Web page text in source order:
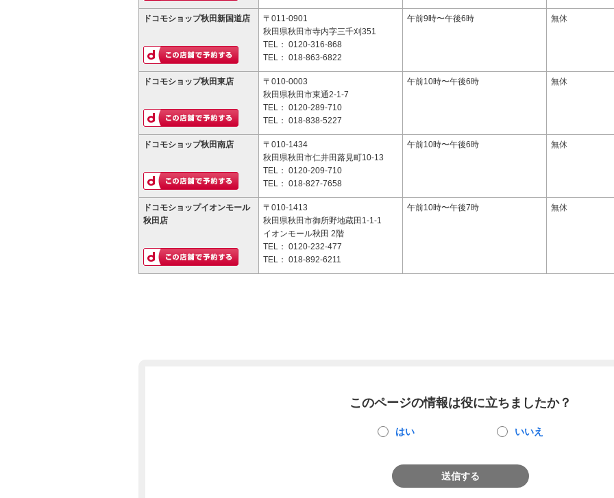
ドコモショップ秋田新国道店
〒011-0901
秋田県秋田市寺内字三千刈351
TEL： 0120-316-868
TEL： 018-863-6822
午前9時〜午後6時 無休
ドコモショップ秋田東店
〒010-0003
秋田県秋田市東通2-1-7
TEL： 0120-289-710
TEL： 018-838-5227
午前10時〜午後6時 無休
ドコモショップ秋田南店
〒010-1434
秋田県秋田市仁井田蕗見町10-13
TEL： 0120-209-710
TEL： 018-827-7658
午前10時〜午後6時 無休
ドコモショップイオンモール
秋田店
〒010-1413
秋田県秋田市御所野地蔵田1-1-1
イオンモール秋田 2階
TEL： 0120-232-477
TEL： 018-892-6211
午前10時〜午後7時 無休
このページの情報は役に立ちましたか？
はい いいえ
送信する